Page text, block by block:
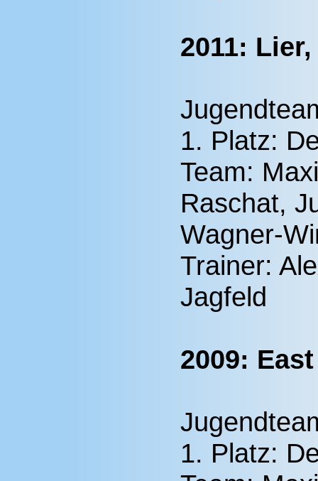
2011:
1. Platz:
Team:
Raschat,
Wagner-
Trainer:
Jagfeld
2009:
1. Platz: